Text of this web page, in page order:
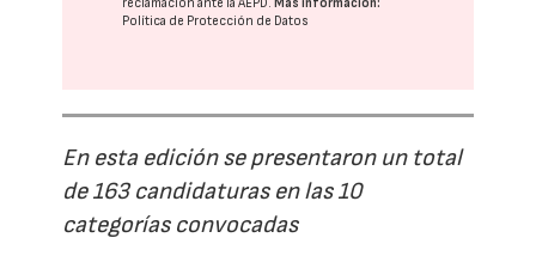
Política de Protección de Datos
En esta edición se presentaron un total
de 163 candidaturas en las 10
categorías convocadas